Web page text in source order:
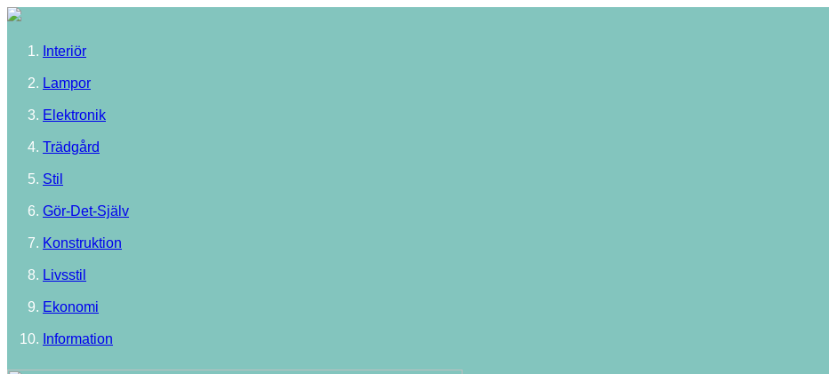
Interiör
Lampor
Elektronik
Trädgård
Stil
Gör-Det-Själv
Konstruktion
Livsstil
Ekonomi
Information